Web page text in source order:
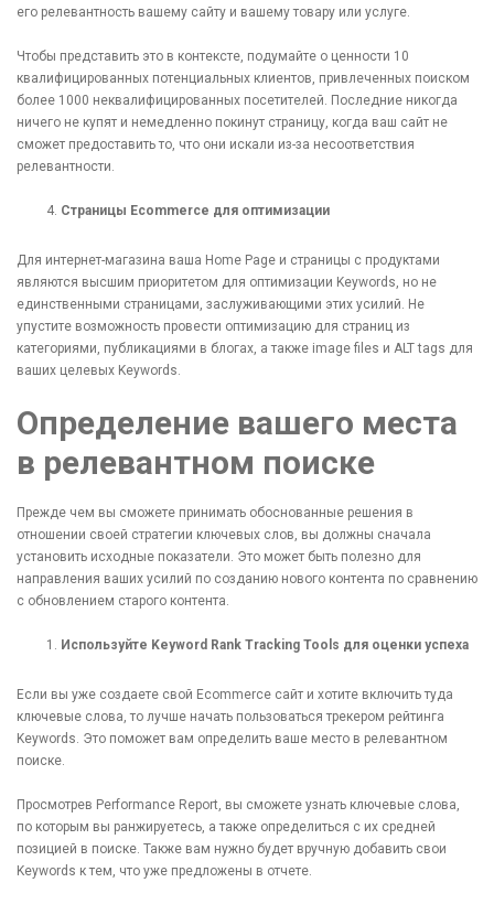
его релевантность вашему сайту и вашему товару или услуге.
Чтобы представить это в контексте, подумайте о ценности 10
квалифицированных потенциальных клиентов, привлеченных поиском
более 1000 неквалифицированных посетителей. Последние никогда
ничего не купят и немедленно покинут страницу, когда ваш сайт не
сможет предоставить то, что они искали из-за несоответствия
релевантности.
Страницы Ecommerce для оптимизации
Для интернет-магазина ваша Home Page и страницы с продуктами
являются высшим приоритетом для оптимизации Keywords, но не
единственными страницами, заслуживающими этих усилий. Не
упустите возможность провести оптимизацию для страниц из
категориями, публикациями в блогах, а также image files и ALT tags для
ваших целевых Keywords.
Определение вашего места
в релевантном поиске
Прежде чем вы сможете принимать обоснованные решения в
отношении своей стратегии ключевых слов, вы должны сначала
установить исходные показатели. Это может быть полезно для
направления ваших усилий по созданию нового контента по сравнению
с обновлением старого контента.
Используйте Keyword Rank Tracking Tools для оценки успеха
Если вы уже создаете свой Ecommerce сайт и хотите включить туда
ключевые слова, то лучше начать пользоваться трекером рейтинга
Keywords. Это поможет вам определить ваше место в релевантном
поиске.
Просмотрев Performance Report, вы сможете узнать ключевые слова,
по которым вы ранжируетесь, а также определиться с их средней
позицией в поиске. Также вам нужно будет вручную добавить свои
Keywords к тем, что уже предложены в отчете.